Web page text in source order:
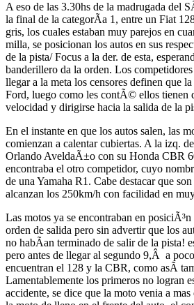
A eso de las 3.30hs de la madrugada del
la final de la categorÃ­a 1, entre un Fiat
gris, los cuales estaban muy parejos en
milla, se posicionan los autos en sus
de la pista/ Focus a la der. de esta,
banderillero da la orden. Los
llegar a la meta los censores definen que
Ford, luego como les contÃ© ellos tienen
velocidad y dirigirse hacia la salida de la
En el instante en que los autos salen, las
comienzan a calentar cubiertas. A la izq.
Orlando AveldaÃ±o con su Honda CBR
encontraba el otro competidor, cuyo
de una Yamaha R1. Cabe destacar que
alcanzan los 250km/h con facilidad en
Las motos ya se encontraban en
orden de salida pero sin advertir que los
no habÃ­an terminado de salir de la pista!
pero antes de llegar al segundo 9,Â a
encuentran el 128 y la CBR, como asÃ­
Lamentablemente los primeros no logran
accidente, se dice que la moto venia a